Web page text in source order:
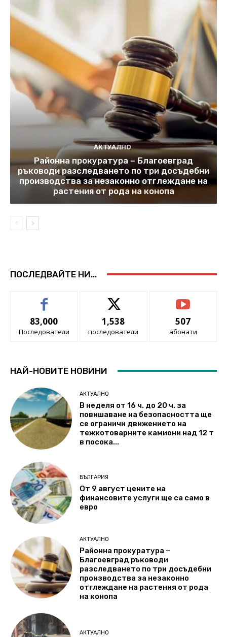
АКТУАЛНО
Районна прокуратура – Благоевград
ръководи разследването по три досъдебни
производства за незаконно отглеждане на
растения от рода на конопа
ПОСЛЕДВАЙТЕ НИ...
83,000
Последователи
1,538
последователи
507
абонати
НАЙ-НОВИТЕ НОВИНИ
АКТУАЛНО
В неделя от 16 ч. до 20 ч. за
повишаване на безопасността ще
се ограничи движението на
тежкотоварните камиони над 12 т
в посока...
БЪЛГАРИЯ
От 9 август цените на
финансовите услуги ще са само в
евро
АКТУАЛНО
Районна прокуратура –
Благоевград ръководи
разследването по три досъдебни
производства за незаконно
отглеждане на растения от рода
на конопа
АКТУАЛНО